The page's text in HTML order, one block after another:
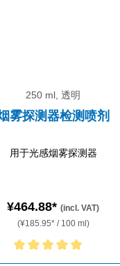
250 ml, 透明
雾探测器检测喷剂
用于光感烟雾探测器
¥464.88*(incl. VAT)
(¥185.95* / 100 ml)
rating of 5 out of 5 stars